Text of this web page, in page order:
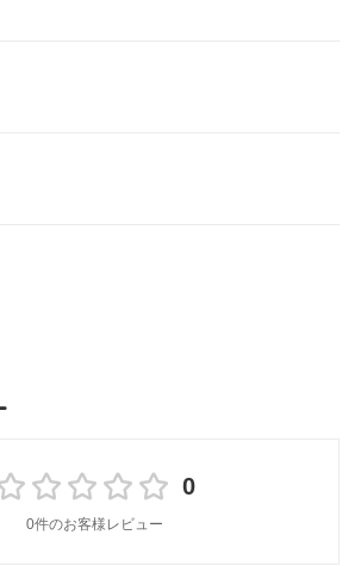
0
0件のお客様レビュー